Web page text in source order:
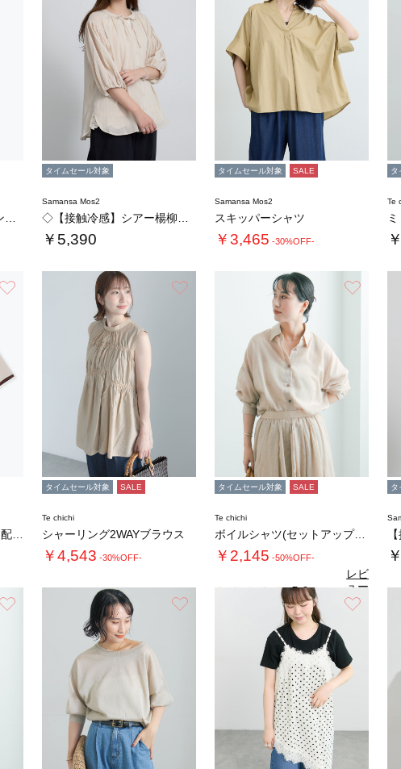
タイムセール対象
Samansa Mos2
￥5,390
タイムセール対象 SALE
Samansa Mos2
スキッパーシャツ
￥3,465 -30%OFF-
タ
Te
タイムセール対象 SALE
Te chichi
シャーリング2WAYブラウス
￥4,543 -30%OFF-
タイムセール対象 SALE
Te chichi
ボイルシャツ(セットアップ可)
￥2,145 -50%OFF-
5.0（1）
レビ
ュー
を見
る
タ